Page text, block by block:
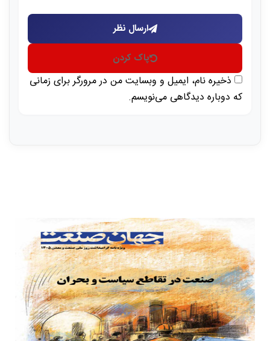
ارسال نظر
پاک کردن
ذخیره نام، ایمیل و وبسایت من در مرورگر برای زمانی
که دوباره دیدگاهی می‌نویسم.